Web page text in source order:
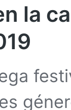
la